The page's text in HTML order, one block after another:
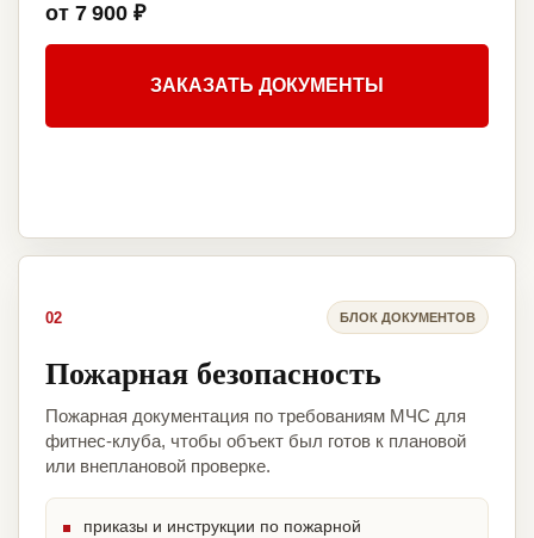
от 7 900 ₽
ЗАКАЗАТЬ ДОКУМЕНТЫ
02 БЛОК ДОКУМЕНТОВ
Пожарная безопасность
Пожарная документация по требованиям МЧС для
фитнес-клуба, чтобы объект был готов к плановой
или внеплановой проверке.
приказы и инструкции по пожарной